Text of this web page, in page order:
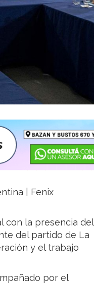
| Fenix
con la presencia del
del partido de La
y el trabajo
por el